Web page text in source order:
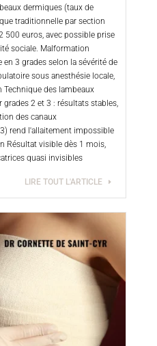
dermiques (taux de
traditionnelle par section
500 euros, avec possible prise
sociale. Malformation
3 grades selon la sévérité de
sous anesthésie locale,
des lambeaux
2 et 3 : résultats stables,
des canaux
rend l'allaitement impossible
Résultat visible dès 1 mois,
quasi invisibles
LIRE TOUT L'ARTICLE